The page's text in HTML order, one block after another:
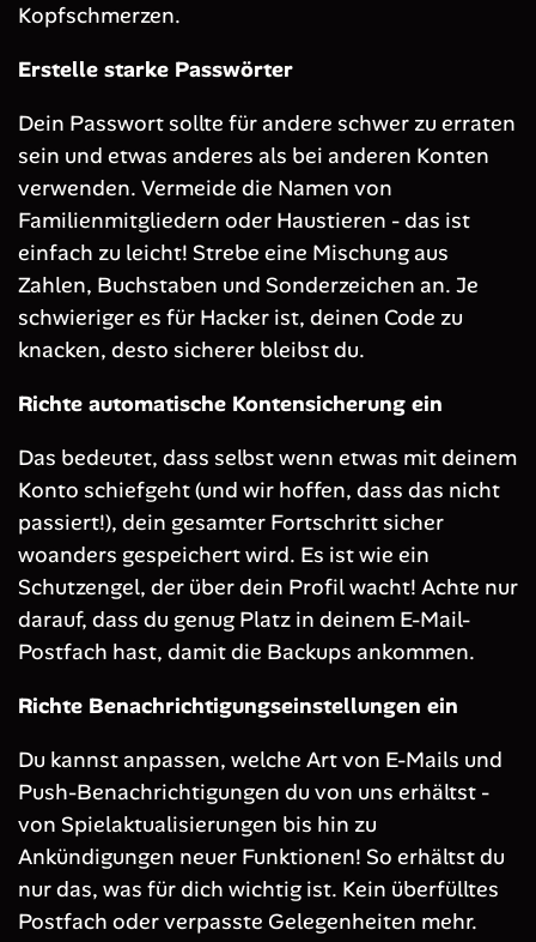
Kopfschmerzen.
Erstelle starke Passwörter
Dein Passwort sollte für andere schwer zu erraten
sein und etwas anderes als bei anderen Konten
verwenden. Vermeide die Namen von
Familienmitgliedern oder Haustieren - das ist
einfach zu leicht! Strebe eine Mischung aus
Zahlen, Buchstaben und Sonderzeichen an. Je
schwieriger es für Hacker ist, deinen Code zu
knacken, desto sicherer bleibst du.
Richte automatische Kontensicherung ein
Das bedeutet, dass selbst wenn etwas mit deinem
Konto schiefgeht (und wir hoffen, dass das nicht
passiert!), dein gesamter Fortschritt sicher
woanders gespeichert wird. Es ist wie ein
Schutzengel, der über dein Profil wacht! Achte nur
darauf, dass du genug Platz in deinem E-Mail-
Postfach hast, damit die Backups ankommen.
Richte Benachrichtigungseinstellungen ein
Du kannst anpassen, welche Art von E-Mails und
Push-Benachrichtigungen du von uns erhältst -
von Spielaktualisierungen bis hin zu
Ankündigungen neuer Funktionen! So erhältst du
nur das, was für dich wichtig ist. Kein überfülltes
Postfach oder verpasste Gelegenheiten mehr.